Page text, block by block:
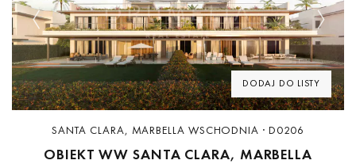
DODAJ DO LISTY
Previous Next
SANTA CLARA, MARBELLA WSCHODNIA · D0206
OBIEKT WW SANTA CLARA, MARBELLA